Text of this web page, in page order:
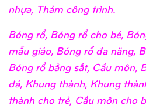
nhựa, Thảm công trình.
Bóng rổ, Bóng rổ cho bé,
mẫu giáo, Bóng rổ đa năng,
Bóng rổ bằng sắt, Cầu môn,
đá, Khung thành, Khung
thành cho trẻ, Cầu môn cho